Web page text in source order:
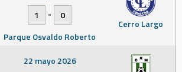
Cerro Largo
1
-
0
Parque Osvaldo Roberto
22 mayo 2026